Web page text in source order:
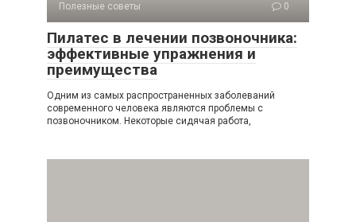
Полезные советы 0
Пилатес в лечении позвоночника:
эффективные упражнения и
преимущества
Одним из самых распространенных заболеваний
современного человека являются проблемы с
позвоночником. Некоторые сидячая работа,